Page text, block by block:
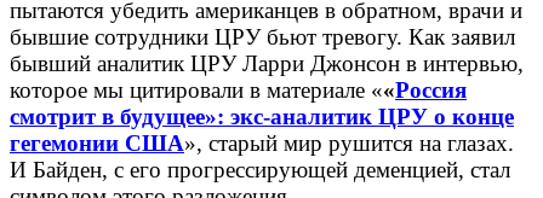
пытаются убедить американцев в обратном, врачи и
бывшие сотрудники ЦРУ бьют тревогу. Как заявил
бывший аналитик ЦРУ Ларри Джонсон в интервью,
которое мы цитировали в материале ««Россия
смотрит в будущее»: экс-аналитик ЦРУ о конце
гегемонии США», старый мир рушится на глазах.
И Байден, с его прогрессирующей деменцией, стал